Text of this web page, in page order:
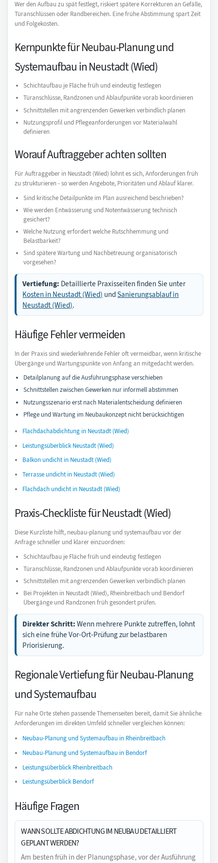
Wer den Aufbau zu spät festlegt, riskiert spätere Korrekturen an Gefälle,
Türanschlüssen oder Randbereichen. Eine frühe Abstimmung spart Zeit
und Folgekosten.
Kernpunkte für Neubau-Planung und
Systemaufbau in Neustadt (Wied)
Schichtaufbau je Fläche früh und eindeutig festlegen
Türanschlüsse, Randzonen und Ablaufpunkte vorab koordinieren
Schnittstellen mit angrenzenden Gewerken verbindlich planen
Nutzungsprofil und Pflegeanforderungen vor Materialwahl
definieren
Worauf Auftraggeber achten sollten
Für Auftraggeber in Neustadt (Wied) lohnt es sich, Anforderungen früh
zu strukturieren - so werden Angebote, Prioritäten und Ablauf klarer.
Sind kritische Detailpunkte im Plan ausreichend beschrieben?
Wie werden Entwässerung und Notentwässerung technisch
gesichert?
Welche Nutzung erfordert welche Rutschhemmung und
Belastbarkeit?
Sind spätere Wartung und Nachbetreuung organisatorisch
vorgesehen?
Vertiefung: Detaillierte Praxisseiten finden Sie unter
Kosten in Neustadt (Wied) undSanierungsablauf in
Neustadt (Wied).
Häufige Fehler vermeiden
In der Praxis sind wiederkehrende Fehler oft vermeidbar, wenn kritische
Übergänge und Wartungspunkte von Anfang an mitgedacht werden.
Detailplanung auf die Ausführungsphase verschieben
Schnittstellen zwischen Gewerken nur informell abstimmen
Nutzungsszenario erst nach Materialentscheidung definieren
Pflege und Wartung im Neubaukonzept nicht berücksichtigen
Flachdachabdichtung in Neustadt (Wied)
Leistungsüberblick Neustadt (Wied)
Balkon undicht in Neustadt (Wied)
Terrasse undicht in Neustadt (Wied)
Flachdach undicht in Neustadt (Wied)
Praxis-Checkliste für Neustadt (Wied)
Diese Kurzliste hilft, neubau-planung und systemaufbau vor der
Anfrage schneller und klarer einzuordnen:
Schichtaufbau je Fläche früh und eindeutig festlegen
Türanschlüsse, Randzonen und Ablaufpunkte vorab koordinieren
Schnittstellen mit angrenzenden Gewerken verbindlich planen
Bei Projekten in Neustadt (Wied), Rheinbreitbach und Bendorf
Übergänge und Randzonen früh gesondert prüfen.
Direkter Schritt: Wenn mehrere Punkte zutreffen, lohnt
sich eine frühe Vor-Ort-Prüfung zur belastbaren
Priorisierung.
Regionale Vertiefung für Neubau-Planung
und Systemaufbau
Für nahe Orte stehen passende Themenseiten bereit, damit Sie ähnliche
Anforderungen im direkten Umfeld schneller vergleichen können:
Neubau-Planung und Systemaufbau in Rheinbreitbach
Neubau-Planung und Systemaufbau in Bendorf
Leistungsüberblick Rheinbreitbach
Leistungsüberblick Bendorf
Häufige Fragen
WANN SOLLTE ABDICHTUNG IM NEUBAU DETAILLIERT
GEPLANT WERDEN?
Am besten früh in der Planungsphase, vor der Ausführung